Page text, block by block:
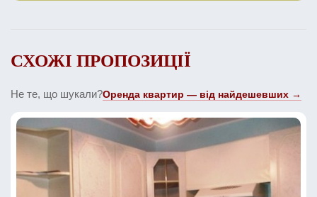
СХОЖІ ПРОПОЗИЦІЇ
Не те, що шукали?Оренда квартир — від найдешевших →